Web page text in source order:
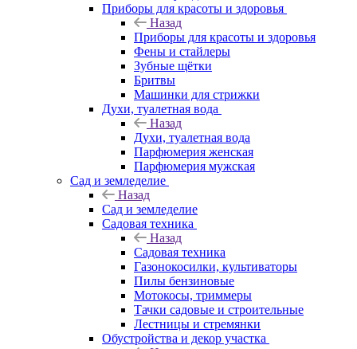
Приборы для красоты и здоровья
Назад
Приборы для красоты и здоровья
Фены и стайлеры
Зубные щётки
Бритвы
Машинки для стрижки
Духи, туалетная вода
Назад
Духи, туалетная вода
Парфюмерия женская
Парфюмерия мужская
Сад и земледелие
Назад
Сад и земледелие
Садовая техника
Назад
Садовая техника
Газонокосилки, культиваторы
Пилы бензиновые
Мотокосы, триммеры
Тачки садовые и строительные
Лестницы и стремянки
Обустройства и декор участка